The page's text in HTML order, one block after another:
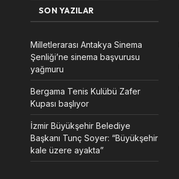
SON YAZILAR
Milletlerarası Antakya Sinema
Şenliği’ne sinema başvurusu
yağmuru
Bergama Tenis Kulübü Zafer
Kupası başlıyor
İzmir Büyükşehir Belediye
Başkanı Tunç Soyer: “Büyükşehir
kale üzere ayakta”